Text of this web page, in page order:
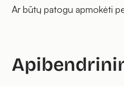
Ar būtų patogu apmokėti